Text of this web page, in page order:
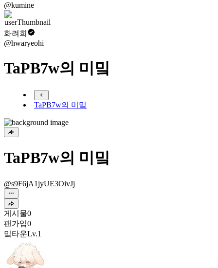
@kumine
화려희
@hwaryeohi
TaPB7w의 미밐
TaPB7w의 미밐
TaPB7w의 미밐
@s9F6jA1jyUE3OivJj
게시물0
팬가입0
밐타운Lv.1